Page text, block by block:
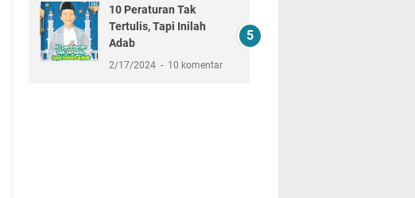
10 Peraturan Tak
Tertulis, Tapi Inilah
Adab
2/17/2024 10 komentar